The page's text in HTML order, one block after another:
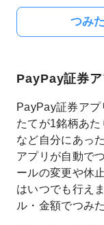
つみ
PayPay証券
PayPay証券ア
たてが1銘柄あた
など自分にあっ
アプリが自動で
ールの変更や休
はいつでも行え
ル・金額でつみ